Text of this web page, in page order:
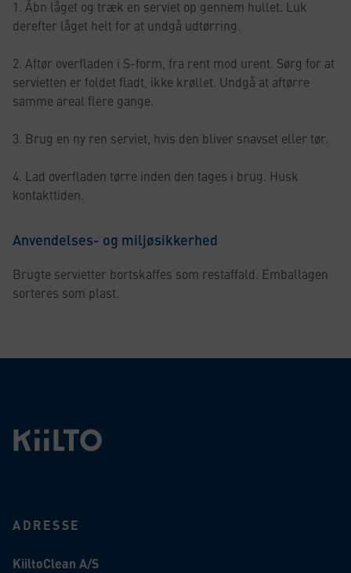
1. Åbn låget og træk en serviet op gennem hullet. Luk
derefter låget helt for at undgå udtørring.
2. Aftør overfladen i S-form, fra rent mod urent. Sørg for at
servietten er foldet fladt, ikke krøllet. Undgå at aftørre
samme areal flere gange.
3. Brug en ny ren serviet, hvis den bliver snavset eller tør.
4. Lad overfladen tørre inden den tages i brug. Husk
kontakttiden.
Anvendelses- og miljøsikkerhed
Brugte servietter bortskaffes som restaffald. Emballagen
sorteres som plast.
ADRESSE
KiiltoClean A/S